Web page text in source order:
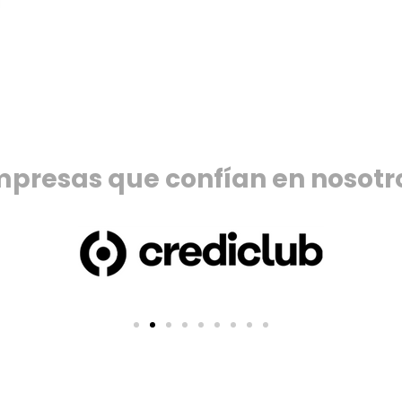
que confían en